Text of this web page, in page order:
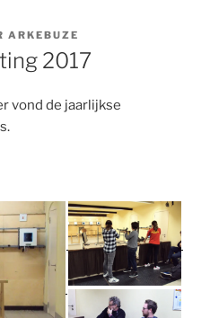
ARKEBUZE
2017
vond de jaarlijkse